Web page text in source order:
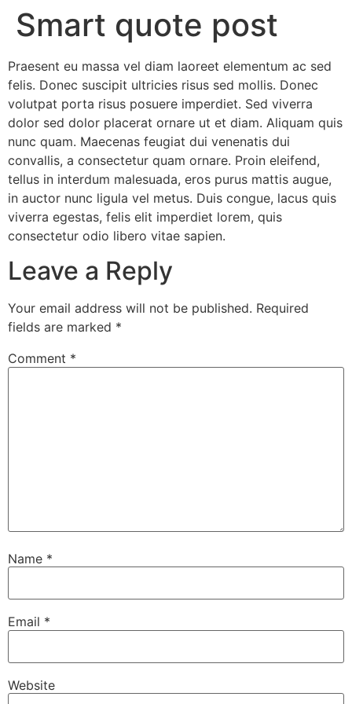
Smart quote post
Praesent eu massa vel diam laoreet elementum ac sed
felis. Donec suscipit ultricies risus sed mollis. Donec
volutpat porta risus posuere imperdiet. Sed viverra
dolor sed dolor placerat ornare ut et diam. Aliquam quis
nunc quam. Maecenas feugiat dui venenatis dui
convallis, a consectetur quam ornare. Proin eleifend,
tellus in interdum malesuada, eros purus mattis augue,
in auctor nunc ligula vel metus. Duis congue, lacus quis
viverra egestas, felis elit imperdiet lorem, quis
consectetur odio libero vitae sapien.
Leave a Reply
Your email address will not be published. Required
fields are marked *
Comment *
Name *
Email *
Website